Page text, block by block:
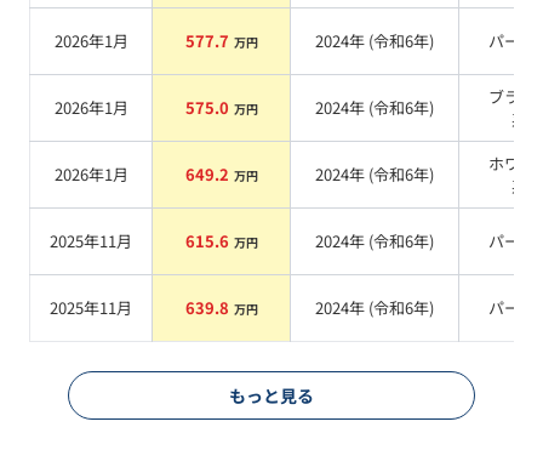
2026年1月 577.7 万円 2024年 (令和6年) パール
2026年1月 575.0 万円 2024年 (令和6年)
ブラッ
系
2026年1月 649.2 万円 2024年 (令和6年)
ホワイ
系
2025年11月 615.6 万円 2024年 (令和6年) パール
2025年11月 639.8 万円 2024年 (令和6年) パール
もっと見る